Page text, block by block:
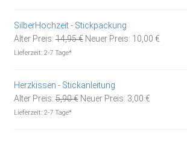
SilberHochzeit - Stickpackung
Alter Preis: 14,95€ Ursprünglicher
Neuer Preis: 10,00 €Aktueller
Lieferzeit: 2-7 Tage*
Herzkissen - Stickanleitung
Alter Preis: 5,90€ Ursprünglicher
Neuer Preis: 3,00 €Aktueller
Lieferzeit: 2-7 Tage*